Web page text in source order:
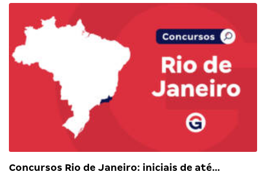
Concursos Rio de Janeiro: iniciais de até…